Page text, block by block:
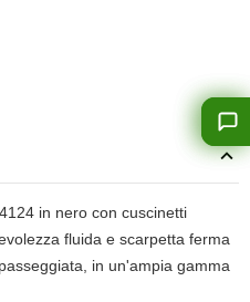
in nero con cuscinetti
fluida e scarpetta ferma
in un'ampia gamma